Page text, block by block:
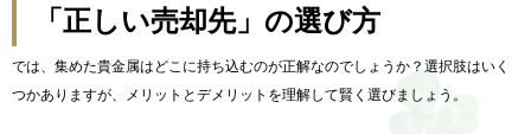
「正しい売却先」の選び方
では、集めた貴金属はどこに持ち込むのが正解なのでしょうか？選択肢はいく
つかありますが、メリットとデメリットを理解して賢く選びましょう。